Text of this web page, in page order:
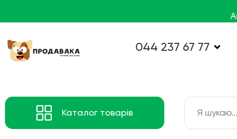
044 237 67 77
Каталог товарів